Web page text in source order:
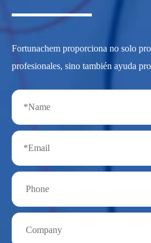
Fortunachem proporciona no solo
profesionales, sino también ayuda